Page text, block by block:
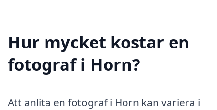
Hur mycket kostar en
fotograf i Horn?
Att anlita en fotograf i Horn kan variera i